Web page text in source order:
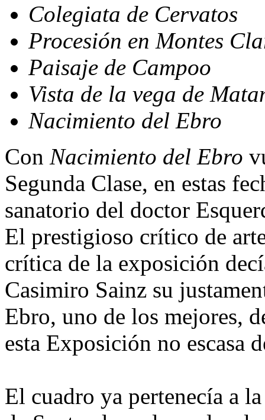
Colegiata de Cervatos
Procesión en Montes
Paisaje de Campoo
Vista de la vega de
Nacimiento del Ebro
Con Nacimiento del Ebro
Segunda Clase, en estas
sanatorio del doctor
El prestigioso crítico de
crítica de la exposición
Casimiro Sainz su
Ebro, uno de los mejores,
esta Exposición no escasa
El cuadro ya pertenecía a